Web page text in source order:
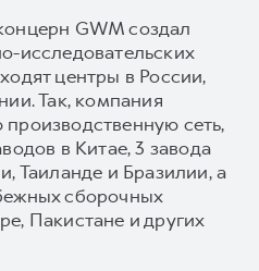
GWM создал
исследовательских
центры в России,
Так, компания
сеть,
в Китае, 3 завода
Таиланде и Бразилии, а
сборочных
Пакистане и других